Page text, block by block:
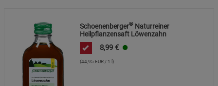
Schoenenberger® Naturreiner
Heilpflanzensaft Löwenzahn
8,99 €
(44,95 EUR / 1 l)